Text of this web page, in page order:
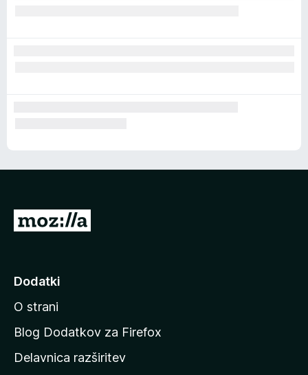
P
d
n
a
o
Dodatki
O strani
Blog Dodatkov za Firefox
Delavnica razširitev